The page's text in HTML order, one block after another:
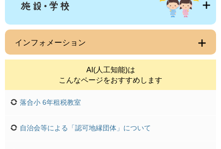
インフォメーション
AI(人工知能)は
こんなページをおすすめします
落合小 6年租税教室
自治会等による「認可地縁団体」について